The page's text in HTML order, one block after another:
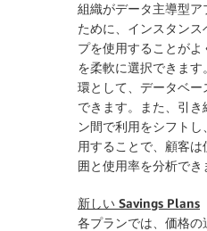
組織がデータ主導型
ために、インスタン
プを使用することが
を柔軟に選択できま
環として、データベ
できます。また、引
ン間で利用をシフト
用することで、顧客
囲と使用率を分析でき
新しい Savings Plans
各プランでは、価格